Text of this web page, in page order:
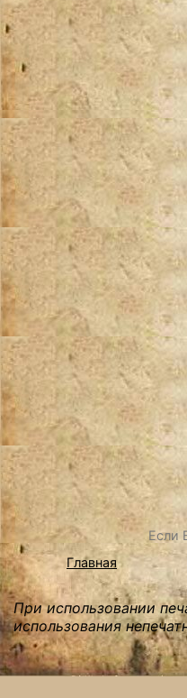
Если
Главная
При использовании
использования